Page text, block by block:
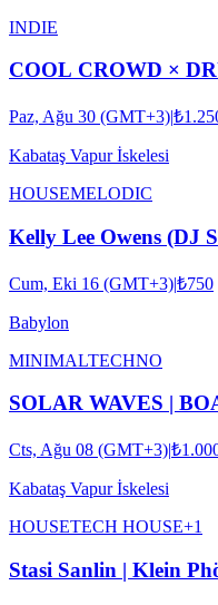
INDIE
COOL CROWD ×
Paz, Ağu 30 (GMT+3)|
Kabataş Vapur İskelesi
HOUSEMELODIC
Kelly Lee Owens (DJ
Cum, Eki 16 (GMT+3)|₺750
Babylon
MINIMALTECHNO
SOLAR WAVES |
Cts, Ağu 08 (GMT+3)|
Kabataş Vapur İskelesi
HOUSETECH HOUSE+1
Stasi Sanlin |